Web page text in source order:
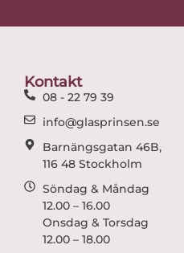
Kontakt
08 - 22 79 39
info@glasprinsen.se
Barnängsgatan 46B,
116 48 Stockholm
Söndag & Måndag
12.00 – 16.00
Onsdag & Torsdag
12.00 – 18.00